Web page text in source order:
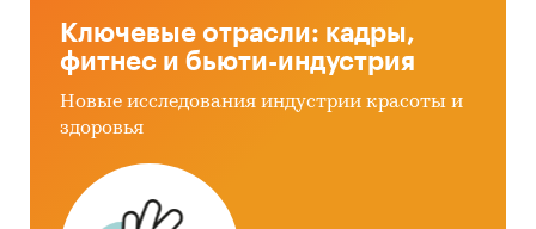
Ключевые отрасли: кадры,
фитнес и бьюти-индустрия
Новые исследования индустрии красоты и
здоровья